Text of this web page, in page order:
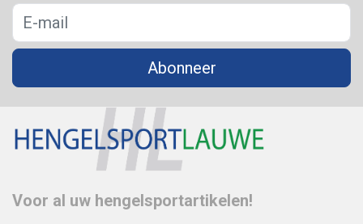
Abonneer
Voor al uw hengelsportartikelen!